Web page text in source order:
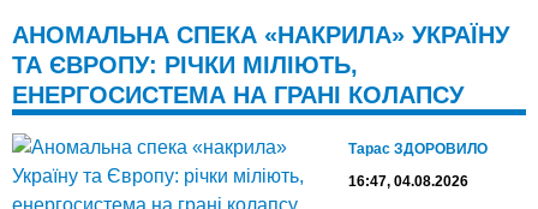
АНОМАЛЬНА СПЕКА «НАКРИЛА» УКРАЇНУ
ТА ЄВРОПУ: РІЧКИ МІЛІЮТЬ,
ЕНЕРГОСИСТЕМА НА ГРАНІ КОЛАПСУ
Тарас ЗДОРОВИЛО
16:47, 04.08.2026